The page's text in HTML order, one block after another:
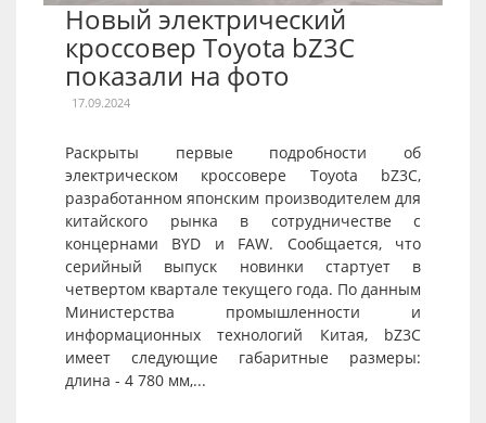
Новый электрический
кроссовер Toyota bZ3C
показали на фото
17.09.2024
Раскрыты первые подробности об
электрическом кроссовере Toyota bZ3C,
разработанном японским производителем для
китайского рынка в сотрудничестве с
концернами BYD и FAW. Сообщается, что
серийный выпуск новинки стартует в
четвертом квартале текущего года. По данным
Министерства промышленности и
информационных технологий Китая, bZ3C
имеет следующие габаритные размеры:
длина - 4 780 мм,...